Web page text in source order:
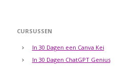
CURSUSSEN
In 30 Dagen een Canva Kei
In 30 Dagen ChatGPT Genius